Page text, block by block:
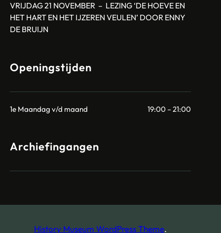
VRIJDAG 21 NOVEMBER – LEZING ‘DE HOEVE EN
HET HART EN HET IJZEREN VEULEN’ DOOR ENNY
DE BRUIJN
Openingstijden
1e Maandag v/d maand 19:00 – 21:00
Archiefingangen
History Museum WordPress Theme.